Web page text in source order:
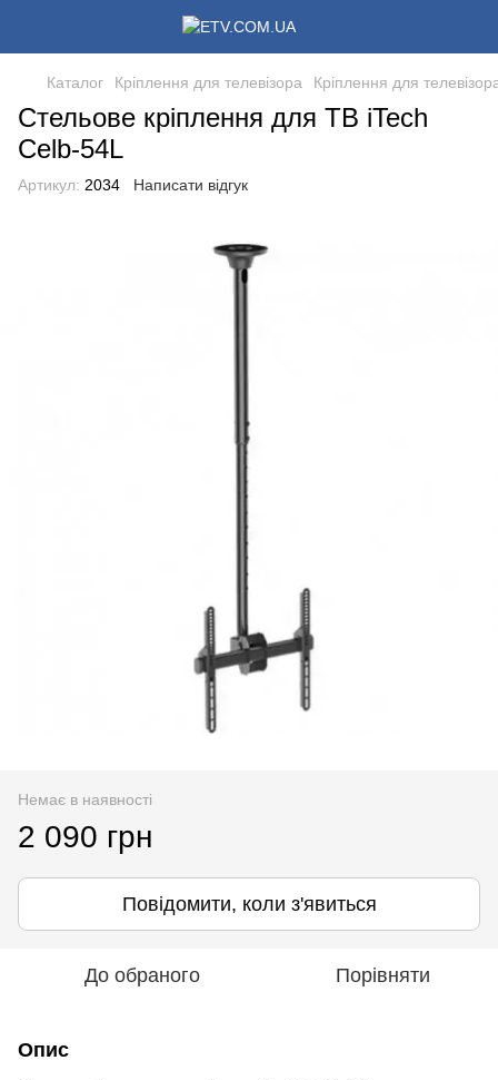
Каталог Кріплення для телевізора Кріплення для
Стельове кріплення для ТВ iTech
Celb-54L
Артикул: 2034 Написати відгук
Немає в наявності
2 090 грн
Повідомити, коли з'явиться
До обраного Порівняти
Опис